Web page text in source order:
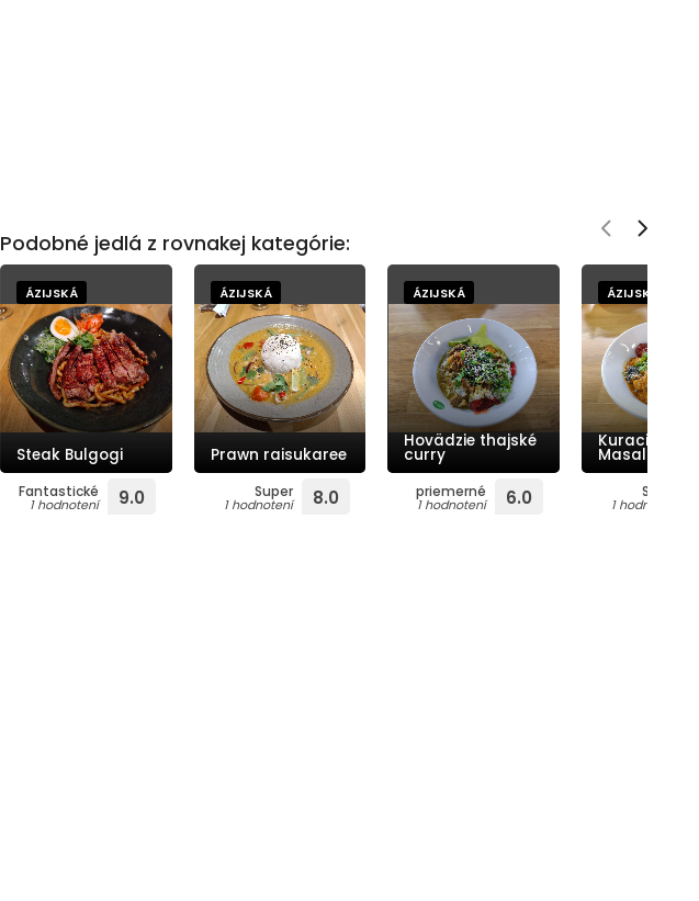
Podobné jedlá z rovnakej kategórie:
ÁZIJSKÁ
Steak Bulgogi
Fantastické
1 hodnotení 9.0
ÁZIJSKÁ
Prawn raisukaree
Super
1 hodnotení 8.0
ÁZIJSKÁ
Hovädzie thajské
curry
priemerné
1 hodnotení 6.0
ÁZIJSKÁ
Kuracia
Masala
Super
1 hodnotení